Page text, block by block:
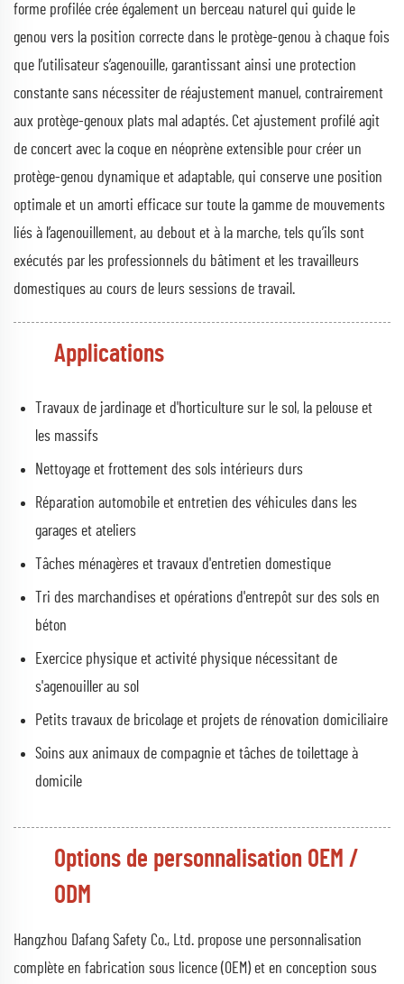
forme profilée crée également un berceau naturel qui guide le
genou vers la position correcte dans le protège-genou à chaque fois
que l’utilisateur s’agenouille, garantissant ainsi une protection
constante sans nécessiter de réajustement manuel, contrairement
aux protège-genoux plats mal adaptés. Cet ajustement profilé agit
de concert avec la coque en néoprène extensible pour créer un
protège-genou dynamique et adaptable, qui conserve une position
optimale et un amorti efficace sur toute la gamme de mouvements
liés à l’agenouillement, au debout et à la marche, tels qu’ils sont
exécutés par les professionnels du bâtiment et les travailleurs
domestiques au cours de leurs sessions de travail.
Applications
Travaux de jardinage et d'horticulture sur le sol, la pelouse et
les massifs
Nettoyage et frottement des sols intérieurs durs
Réparation automobile et entretien des véhicules dans les
garages et ateliers
Tâches ménagères et travaux d'entretien domestique
Tri des marchandises et opérations d'entrepôt sur des sols en
béton
Exercice physique et activité physique nécessitant de
s'agenouiller au sol
Petits travaux de bricolage et projets de rénovation domiciliaire
Soins aux animaux de compagnie et tâches de toilettage à
domicile
Options de personnalisation OEM /
ODM
Hangzhou Dafang Safety Co., Ltd. propose une personnalisation
complète en fabrication sous licence (OEM) et en conception sous